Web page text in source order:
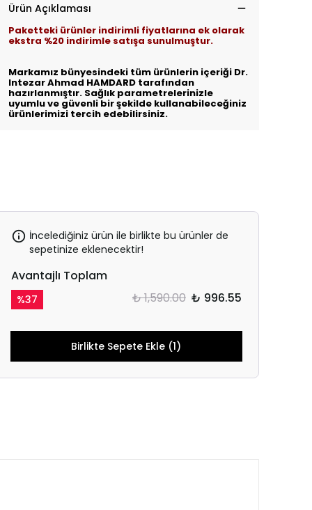
Ürün Açıklaması
Paketteki ürünler indirimli fiyatlarına ek olarak
ekstra %20 indirimle satışa sunulmuştur.
Markamız bünyesindeki tüm ürünlerin içeriği Dr.
Intezar Ahmad HAMDARD tarafından
hazırlanmıştır. Sağlık parametrelerinizle
uyumlu ve güvenli bir şekilde kullanabileceğiniz
ürünlerimizi tercih edebilirsiniz.
İncelediğiniz ürün ile birlikte bu ürünler de
sepetinize eklenecektir!
Avantajlı Toplam
%37 ₺ 1,590.00 ₺ 996.55
Birlikte Sepete Ekle (1)